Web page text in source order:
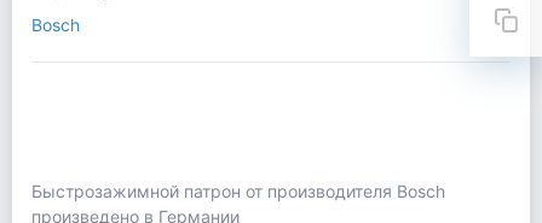
Bosch
Быстрозажимной патрон от производителя Bosch
произведено в Германии